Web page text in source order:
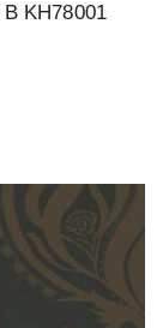
KH78001